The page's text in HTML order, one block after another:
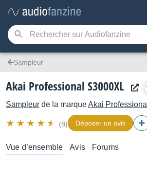
Sampleur
Akai Professional S3000XL
Sampleur de la marqueAkai Professional
(8) Déposer un avis
Vue d’ensemble Avis Forums